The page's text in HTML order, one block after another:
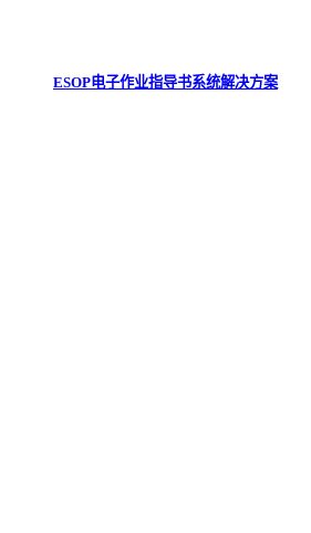
ESOP电子作业指导书系统解决方案